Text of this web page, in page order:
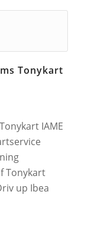
Tonykart
IAME
Tonykart
up Ibea